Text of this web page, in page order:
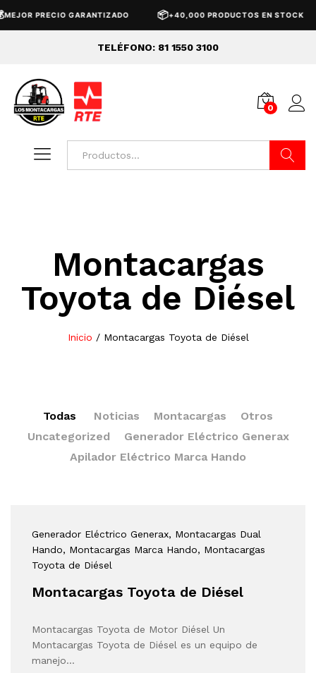
MEJOR PRECIO GARANTIZADO 📦+40,000 PRODUCTOS EN STOCK
TELÉFONO: 81 1550 3100
0
Montacargas
Toyota de Diésel
Inicio / Montacargas Toyota de Diésel
Todas Noticias Montacargas
Otros
Uncategorized
Generador Eléctrico Generax
Apilador Eléctrico Marca Hando
Generador Eléctrico Generax, Montacargas Dual
Hando, Montacargas Marca Hando, Montacargas
Toyota de Diésel
Montacargas Toyota de Diésel
Montacargas Toyota de Motor Diésel Un
Montacargas Toyota de Diésel es un equipo de
manejo…